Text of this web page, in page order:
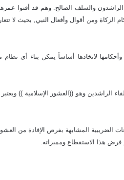
الراشدون والسلف الصالح. وهم قد أفنوا
الزكاة ومن أقوال وأفعال النبي, بحيث لا
لاتخاذها أساساً يمكن بناء أي نظام
الراشدين وهو ((العشور الإسلامية ))
الضريبية المشابهة بفرض الإفادة من
فرض هذا الاستقطاع ومميزاته.